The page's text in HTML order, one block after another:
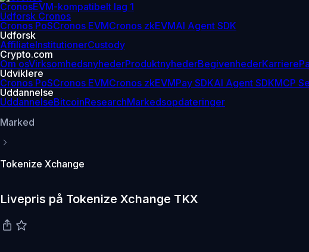
CronosEVM-kompatibelt lag 1
Udforsk Cronos
Cronos PoSCronos EVMCronos zkEVMAI Agent SDK
Udforsk
AffiliateInstitutionerCustody
Crypto.com
Om osVirksomhedsnyhederProduktnyhederBegivenhederKarriere
Udviklere
Cronos PoSCronos EVMCronos zkEVMPay SDKAI Agent SDKMCP
Uddannelse
UddannelseBitcoinResearchMarkedsopdateringer
Marked
Tokenize Xchange
Livepris på Tokenize Xchange TKX